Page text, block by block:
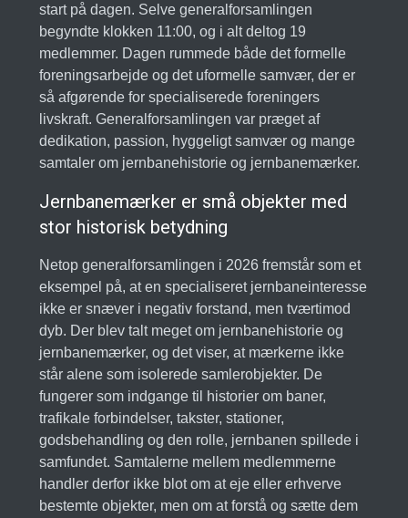
start på dagen. Selve generalforsamlingen
begyndte klokken 11:00, og i alt deltog 19
medlemmer. Dagen rummede både det formelle
foreningsarbejde og det uformelle samvær, der er
så afgørende for specialiserede foreningers
livskraft. Generalforsamlingen var præget af
dedikation, passion, hyggeligt samvær og mange
samtaler om jernbanehistorie og jernbanemærker.
Jernbanemærker er små objekter med
stor historisk betydning
Netop generalforsamlingen i 2026 fremstår som et
eksempel på, at en specialiseret jernbaneinteresse
ikke er snæver i negativ forstand, men tværtimod
dyb. Der blev talt meget om jernbanehistorie og
jernbanemærker, og det viser, at mærkerne ikke
står alene som isolerede samlerobjekter. De
fungerer som indgange til historier om baner,
trafikale forbindelser, takster, stationer,
godsbehandling og den rolle, jernbanen spillede i
samfundet. Samtalerne mellem medlemmerne
handler derfor ikke blot om at eje eller erhverve
bestemte objekter, men om at forstå og sætte dem